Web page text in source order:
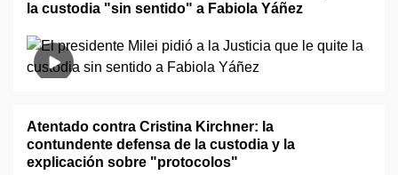
la custodia "sin sentido" a Fabiola Yáñez
Atentado contra Cristina Kirchner: la
contundente defensa de la custodia y la
explicación sobre "protocolos"